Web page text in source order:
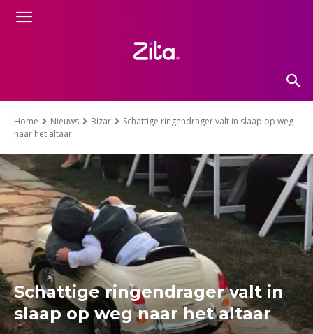
Home Nieuws Bizar
Schattige ringendrager valt in slaap op weg
naar het altaar
Schattige ringendrager valt in
slaap op weg naar het altaar